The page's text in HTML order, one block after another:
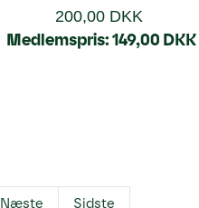
200,00 DKK
Medlemspris:149,00 DKK
Næste Sidste